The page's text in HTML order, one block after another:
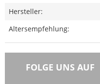
Hersteller:
Altersempfehlung:
FOLGE UNS AUF